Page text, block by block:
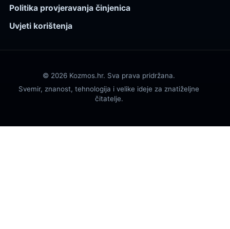
Politika provjeravanja činjenica
Uvjeti korištenja
© 2026 Kozmos.hr. Sva prava pridržana.
Svemir, znanost, tehnologija i velike ideje za znatiželjne
čitatelje.